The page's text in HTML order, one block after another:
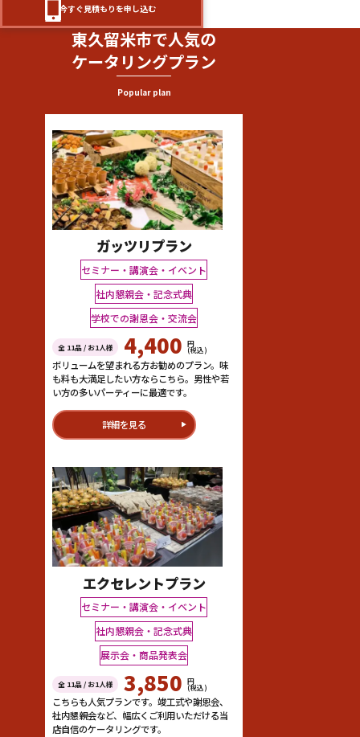
今すぐ見積もりを申し込む
東久留米市で人気の
ケータリングプラン
Popular plan
ガッツリプラン
セミナー・講演会・イベント
社内懇親会・記念式典
学校での謝恩会・交流会
全 11品 / お1人様 4,400 円
(税込)
ボリュームを望まれる方お勧めのプラン。味
も料も大満足したい方ならこちら。男性や若
い方の多いパーティーに最適です。
詳細を見る
エクセレントプラン
セミナー・講演会・イベント
社内懇親会・記念式典
展示会・商品発表会
全 11品 / お1人様 3,850 円
(税込)
こちらも人気プランです。竣工式や謝恩会、
社内懇親会など、幅広くご利用いただける当
店自信のケータリングです。